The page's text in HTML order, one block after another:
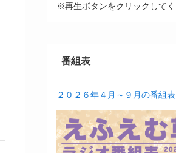
※再生ボタンをクリックして
番組表
２０２６年４月～９月の番組